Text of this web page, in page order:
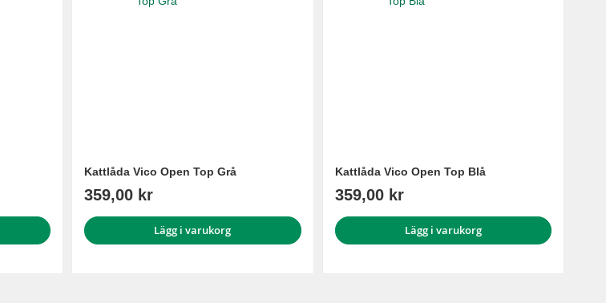
Kattlåda Vico Open Top Grå
359,00 kr
Lägg i varukorg
Kattlåda Vico Open Top Blå
359,00 kr
Lägg i varukorg